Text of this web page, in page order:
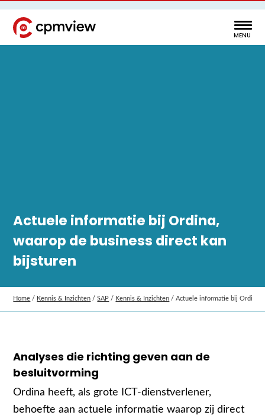
Actuele informatie bij Ordina,
waarop de business direct kan
bijsturen
Home / Kennis & Inzichten /SAP / Kennis & Inzichten /Actuele informatie bij Ordina,
Analyses die richting geven aan de
besluitvorming
Ordina heeft, als grote ICT-dienstverlener,
behoefte aan actuele informatie waarop zij direct